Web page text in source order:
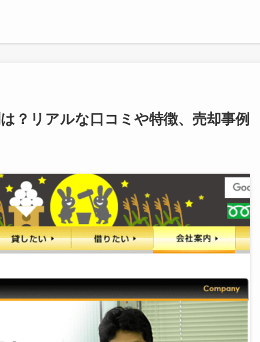
？リアルな口コミや特徴、売却事例